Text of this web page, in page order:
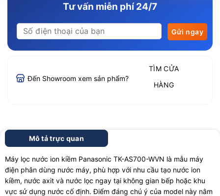
Tư vấn miễn phí 24/7
Đến Showroom xem sản phẩm?
TÌM CỬA
HÀNG
Mô tả trực quan
Máy lọc nước ion kiềm Panasonic TK-AS700-WVN là mẫu máy
điện phân dùng nước máy, phù hợp với nhu cầu tạo nước ion
kiềm, nước axit và nước lọc ngay tại không gian bếp hoặc khu
vực sử dụng nước cố định. Điểm đáng chú ý của model này nằm